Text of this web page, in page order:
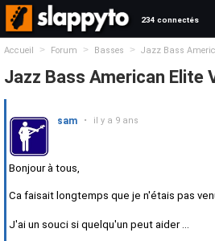
234 connectés
Accueil > Forum > Basses > Jazz Bass
Jazz Bass American Elite
sam • il y a 9 ans
Bonjour à tous,
Ca faisait longtemps que je n'étais pas
J'ai un souci si quelqu'un peut aider ...